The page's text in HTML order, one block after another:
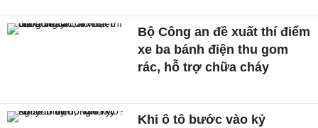
Bộ Công an đề xuất thí điểm
xe ba bánh điện thu gom
rác, hỗ trợ chữa cháy
Khi ô tô bước vào kỷ